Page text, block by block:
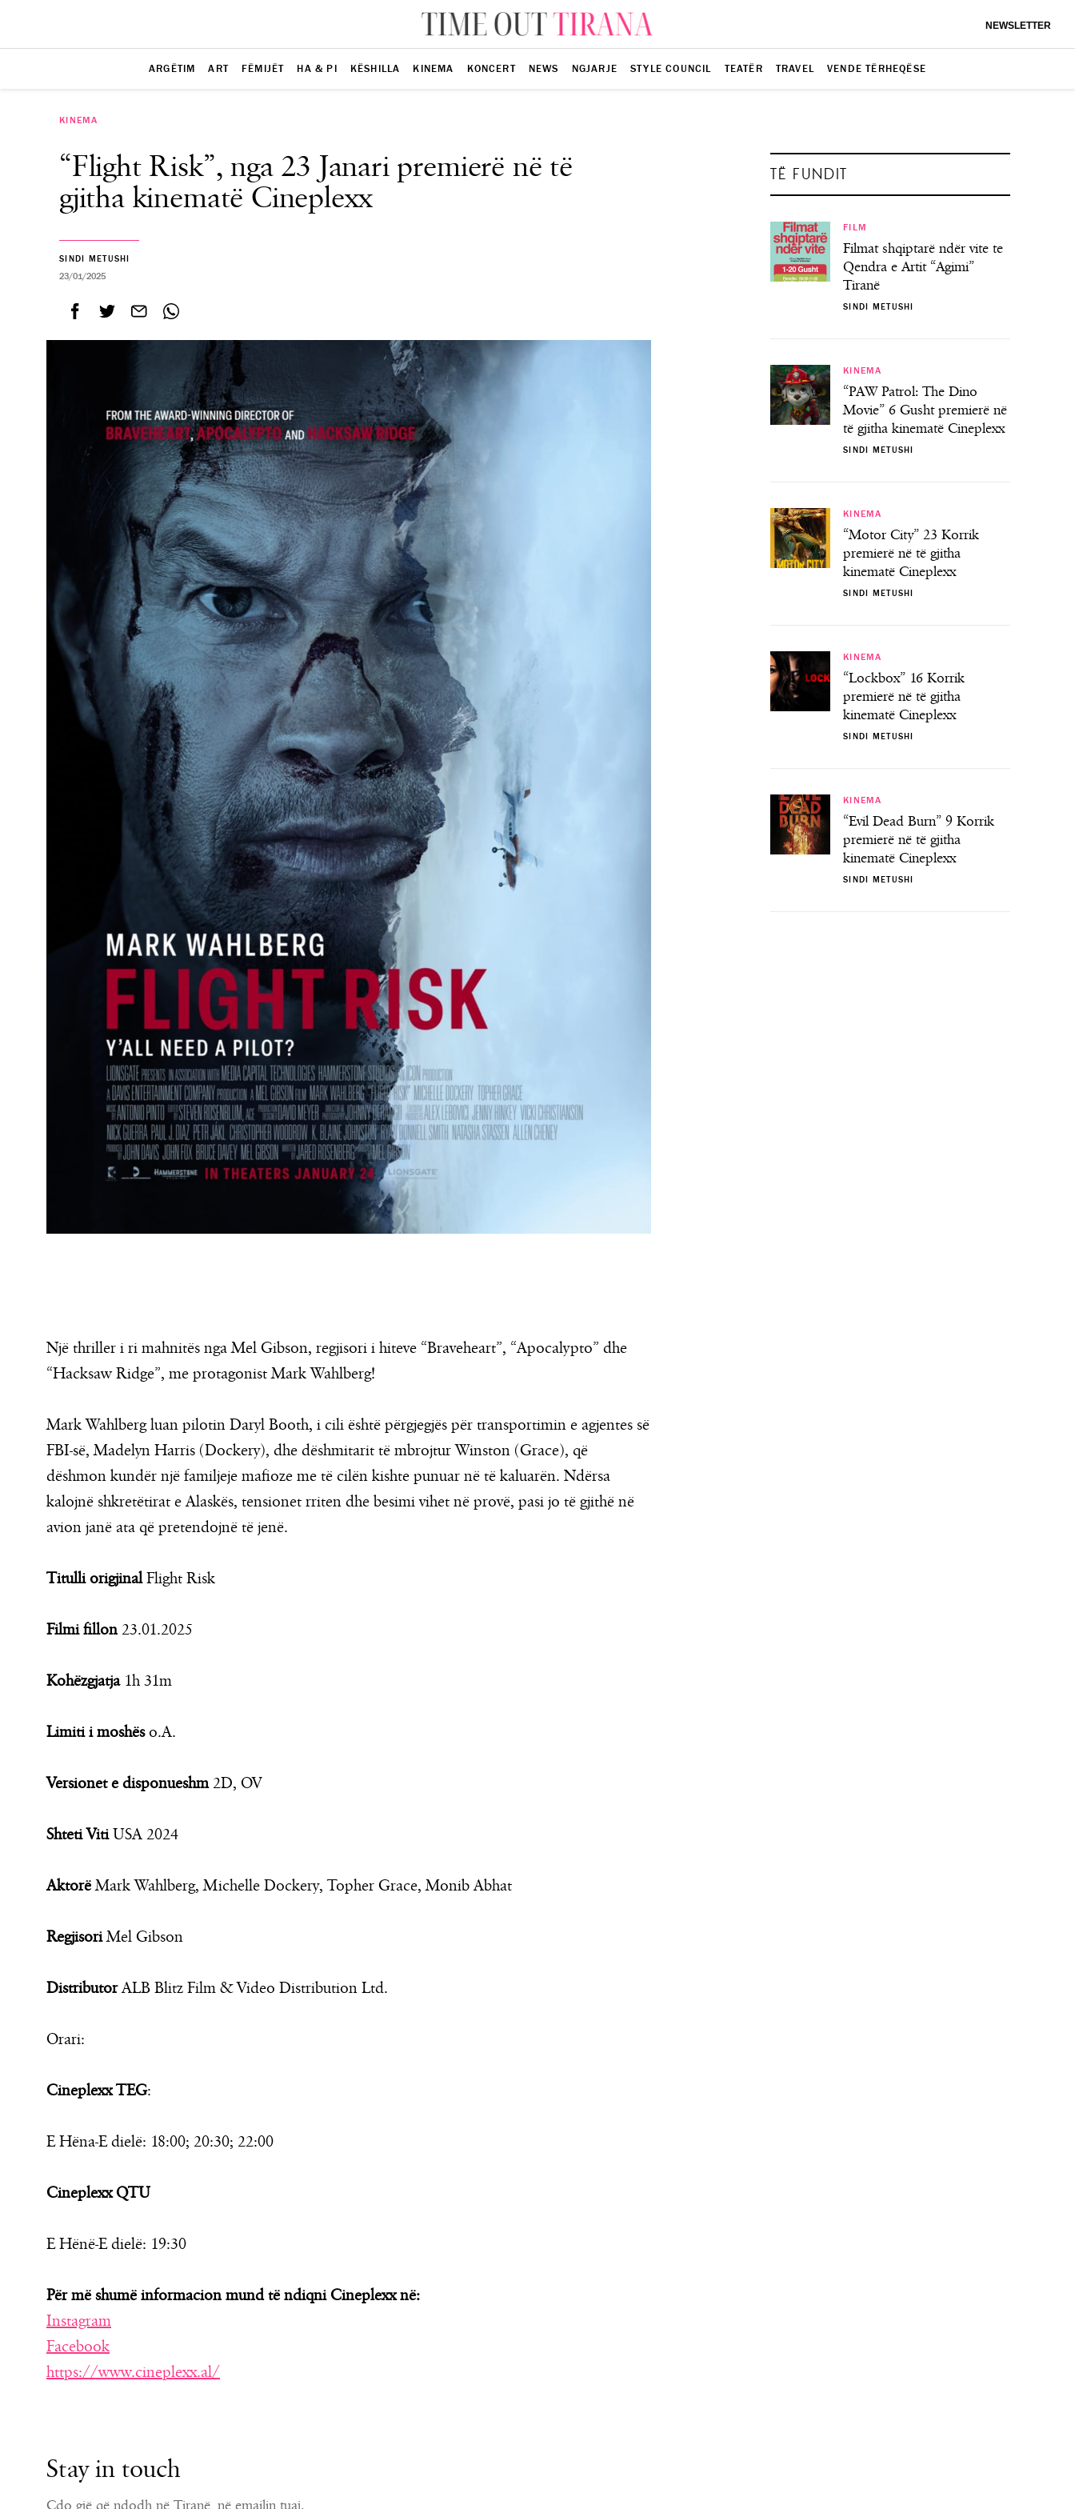
NEWSLETTER
ARGËTIM ART FËMIJËT HA & PI KËSHILLA KINEMA KONCERT NEWS NGJARJE STYLE COUNCIL TEATËR TRAVEL VENDE TËRHEQËSE
KINEMA
“Flight Risk”, nga 23 Janari premierë në të
gjitha kinematë Cineplexx
SINDI METUSHI
23/01/2025
Një thriller i ri mahnitës nga Mel Gibson, regjisori i hiteve “Braveheart”, “Apocalypto” dhe
“Hacksaw Ridge”, me protagonist Mark Wahlberg!
Mark Wahlberg luan pilotin Daryl Booth, i cili është përgjegjës për transportimin e agjentes së
FBI-së, Madelyn Harris (Dockery), dhe dëshmitarit të mbrojtur Winston (Grace), që
dëshmon kundër një familjeje mafioze me të cilën kishte punuar në të kaluarën. Ndërsa
kalojnë shkretëtirat e Alaskës, tensionet rriten dhe besimi vihet në provë, pasi jo të gjithë në
avion janë ata që pretendojnë të jenë.
Titulli origjinalFlight Risk
Filmi fillon 23.01.2025
Kohëzgjatja1h 31m
Limiti i moshëso.A.
Versionet e disponueshm2D, OV
Shteti VitiUSA 2024
AktorëMark Wahlberg, Michelle Dockery, Topher Grace, Monib Abhat
RegjisoriMel Gibson
DistributorALB Blitz Film & Video Distribution Ltd.
Orari:
Cineplexx TEG:
E Hëna-E dielë: 18:00; 20:30; 22:00
Cineplexx QTU
E Hënë-E dielë: 19:30
Për më shumë informacion mund të ndiqni Cineplexx në:
Instagram
Facebook
https://www.cineplexx.al/
Stay in touch
TË FUNDIT
FILM
Filmat shqiptarë ndër vite te
Qendra e Artit “Agimi”
Tiranë
SINDI METUSHI
KINEMA
“PAW Patrol: The Dino
Movie” 6 Gusht premierë në
të gjitha kinematë Cineplexx
SINDI METUSHI
KINEMA
“Motor City” 23 Korrik
premierë në të gjitha
kinematë Cineplexx
SINDI METUSHI
KINEMA
“Lockbox” 16 Korrik
premierë në të gjitha
kinematë Cineplexx
SINDI METUSHI
KINEMA
“Evil Dead Burn” 9 Korrik
premierë në të gjitha
kinematë Cineplexx
SINDI METUSHI